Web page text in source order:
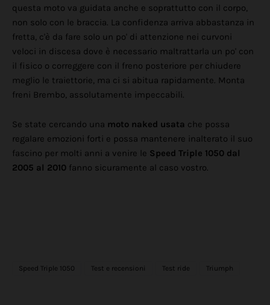
questa moto va guidata anche e soprattutto con il corpo,
non solo con le braccia. La confidenza arriva abbastanza in
fretta, c'è da fare solo un po' di attenzione nei curvoni
veloci in discesa dove è necessario maltrattarla un po' con
il fisico o correggere con il freno posteriore per chiudere
meglio le traiettorie, ma ci si abitua rapidamente. Monta
freni Brembo, assolutamente impeccabili.
Se state cercando una moto naked usata che possa
regalare emozioni forti e possa mantenere inalterato il suo
fascino per molti anni a venire le Speed Triple 1050 dal
2005 al 2010 fanno sicuramente al caso vostro.
Speed Triple 1050 Test e recensioni Test ride Triumph